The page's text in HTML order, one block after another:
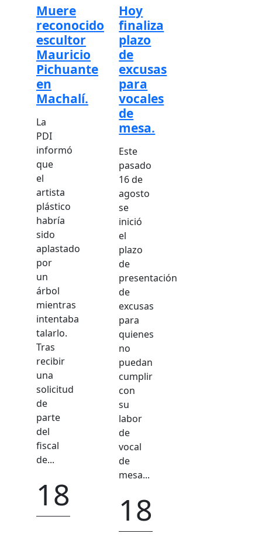
Muere
reconocido
escultor
Mauricio
Pichuante
en
Machalí.
La
PDI
informó
que
el
artista
plástico
habría
sido
aplastado
por
un
árbol
mientras
intentaba
talarlo.
Tras
recibir
una
solicitud
de
parte
del
fiscal
de...
18
Hoy
finaliza
plazo
de
excusas
para
vocales
de
mesa.
Este
pasado
16 de
agosto
se
inició
el
plazo
de
presentación
de
excusas
para
quienes
no
puedan
cumplir
con
su
labor
de
vocal
de
mesa...
18